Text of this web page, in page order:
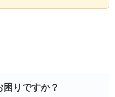
困りですか？